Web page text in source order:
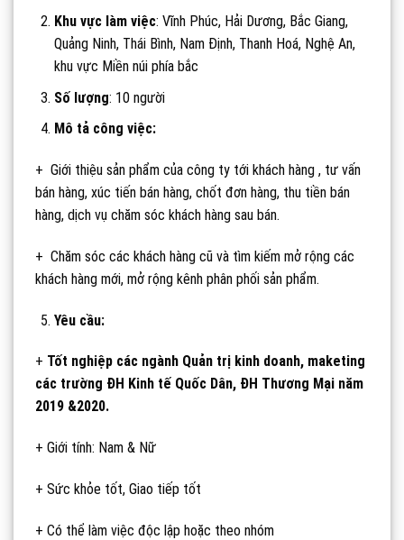
Khu vực làm việc: Vĩnh Phúc, Hải Dương, Bắc Giang,
Quảng Ninh, Thái Bình, Nam Định, Thanh Hoá, Nghệ An,
khu vực Miền núi phía bắc
Số lượng: 10 người
Mô tả công việc:
+ Giới thiệu sản phẩm của công ty tới khách hàng , tư vấn
bán hàng, xúc tiến bán hàng, chốt đơn hàng, thu tiền bán
hàng, dịch vụ chăm sóc khách hàng sau bán.
+ Chăm sóc các khách hàng cũ và tìm kiếm mở rộng các
khách hàng mới, mở rộng kênh phân phối sản phẩm.
Yêu cầu:
+ Tốt nghiệp các ngành Quản trị kinh doanh, maketing
các trường ĐH Kinh tế Quốc Dân, ĐH Thương Mại năm
2019 &2020.
+ Giới tính: Nam & Nữ
+ Sức khỏe tốt, Giao tiếp tốt
+ Có thể làm việc độc lập hoặc theo nhóm